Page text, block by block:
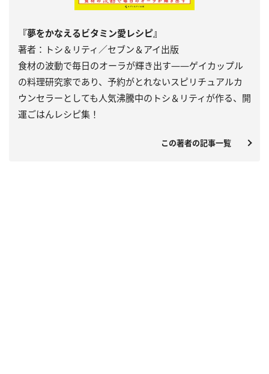
『夢をかなえるビタミン愛レシピ』
著者：トシ＆リティ／セブン＆アイ出版
食材の波動で毎日のオーラが輝き出す――ゲイカップル
の料理研究家であり、予約がとれないスピリチュアルカ
ウンセラーとしても人気沸騰中のトシ＆リティが作る、開
運ごはんレシピ集！
この著者の記事一覧